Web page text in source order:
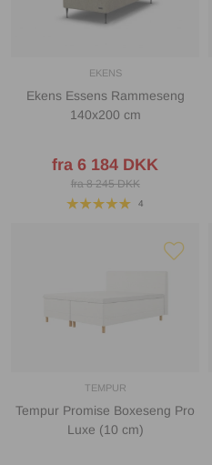
EKENS
Ekens Essens Rammeseng
140x200 cm
fra 6 184 DKK
fra 8 245 DKK
4
TEMPUR
Tempur Promise Boxeseng Pro
Luxe (10 cm)